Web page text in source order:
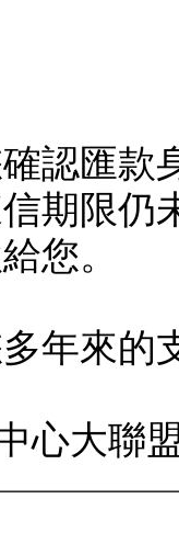
認匯款
期限仍
您。
年來的
心大